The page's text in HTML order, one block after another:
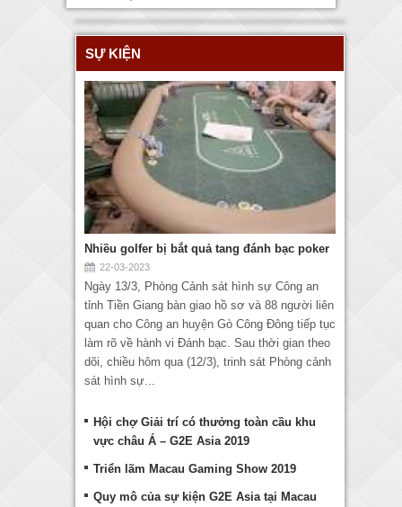
SỰ KIỆN
Nhiều golfer bị bắt quả tang đánh bạc poker
22-03-2023
Ngày 13/3, Phòng Cảnh sát hình sự Công an
tỉnh Tiền Giang bàn giao hồ sơ và 88 người liên
quan cho Công an huyện Gò Công Đông tiếp tục
làm rõ về hành vi Đánh bạc. Sau thời gian theo
dõi, chiều hôm qua (12/3), trinh sát Phòng cảnh
sát hình sự...
Hội chợ Giải trí có thưởng toàn cầu khu
vực châu Á – G2E Asia 2019
Triển lãm Macau Gaming Show 2019
Quy mô của sự kiện G2E Asia tại Macau